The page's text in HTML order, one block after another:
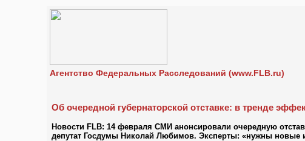
Агентство Федеральных Расследований (www.FLB.ru)
Об очередной губернаторской отставке: в тренде
Новости FLB: 14 февраля СМИ анонсировали очередную
депутат Госдумы Николай Любимов. Эксперты: «нужны новые